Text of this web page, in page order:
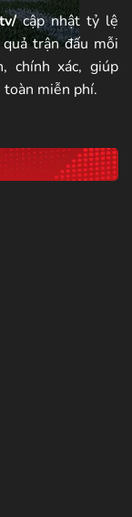
cập nhật tỷ lệ
trận đấu mỗi
chính xác, giúp
toàn miễn phí.